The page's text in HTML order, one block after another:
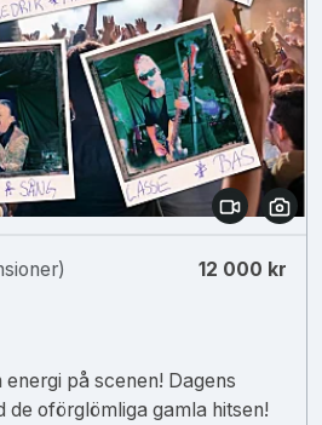
12 000 kr
på scenen! Dagens
de oförglömliga gamla hitsen!